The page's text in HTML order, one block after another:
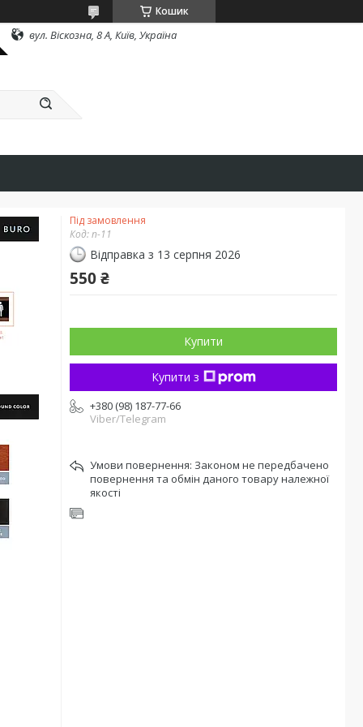
Кошик
вул. Віскозна, 8 А, Київ, Україна
Під замовлення
Код:n-11
Відправка з 13 серпня 2026
550 ₴
Купити
Купити з
+380 (98) 187-77-66
Viber/Telegram
Законом не передбачено
повернення та обмін даного товару належної
якості